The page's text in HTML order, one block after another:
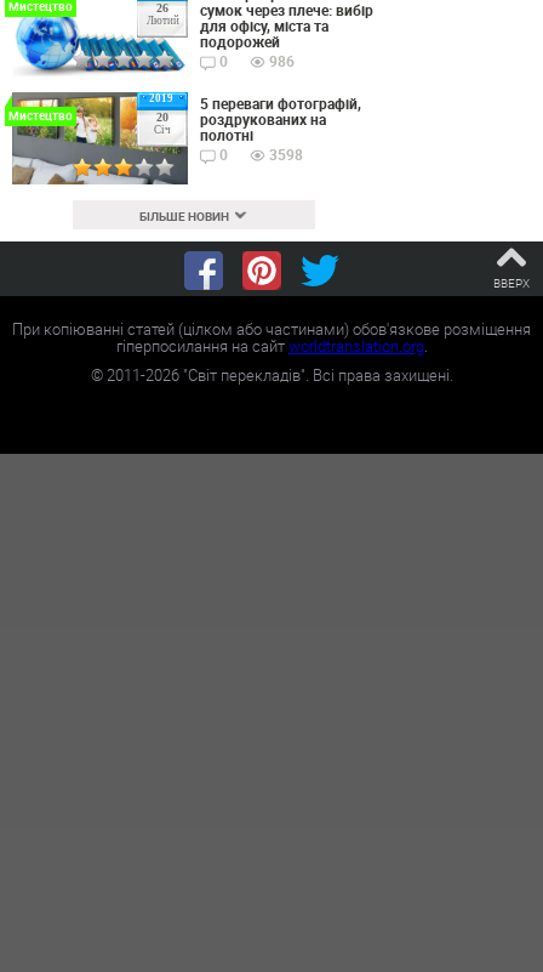
26
Лютий
Мистецтво
сумок через плече: вибір
для офісу, міста та
подорожей
0
986
2019
20
Січ
Мистецтво
5 переваги фотографій,
роздрукованих на
полотні
0
3598
БІЛЬШЕ НОВИН
ВВЕРХ
При копіюванні статей (цілком або частинами) обов'язкове розміщення
гіперпосилання на сайтworldtranslation.org.
©2011-2026"Світ перекладів". Всі права захищені.